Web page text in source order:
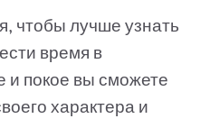
чтобы лучше узнать
время в
и покое вы сможете
характера и